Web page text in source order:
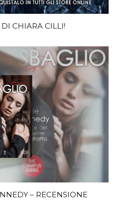
CHIARA CILLI!
– RECENSIONE